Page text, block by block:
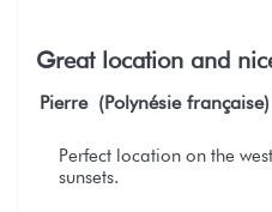
Great location and
Pierre (Polynésie française)
Perfect location on the
sunsets.